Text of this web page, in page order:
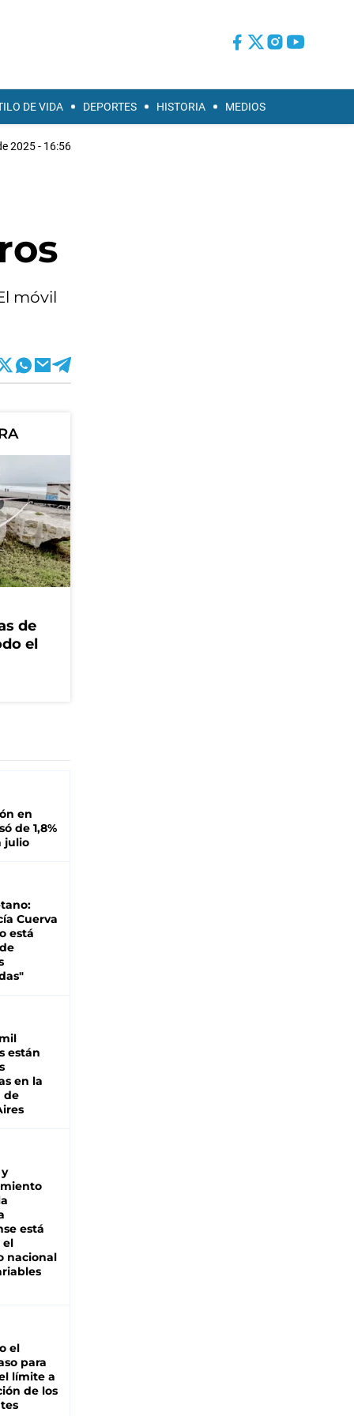
DE VIDA DEPORTES HISTORIA MEDIOS
2025 - 16:56
móvil
de
el
en
de 1,8%
julio
Cuerva
está
están
en la
de
está
el
nacional
el
para
límite a
de los